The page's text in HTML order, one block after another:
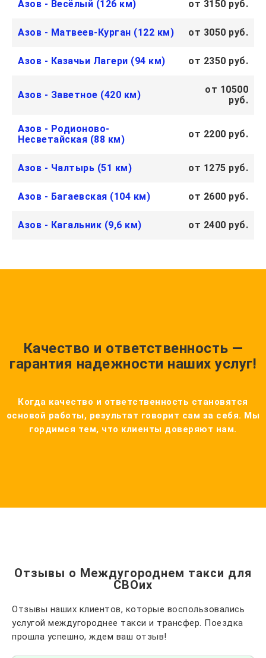
Азов - Весёлый (126 км) от 3150 руб.
Азов - Матвеев-Курган (122 км) от 3050 руб.
Азов - Казачьи Лагери (94 км) от 2350 руб.
Азов - Заветное (420 км)
от 10500
руб.
Азов - Родионово-
Несветайская (88 км)
от 2200 руб.
Азов - Чалтырь (51 км) от 1275 руб.
Азов - Багаевская (104 км) от 2600 руб.
Азов - Кагальник (9,6 км) от 2400 руб.
Качество и ответственность —
гарантия надежности наших услуг!
Когда качество и ответственность становятся
основой работы, результат говорит сам за себя. Мы
гордимся тем, что клиенты доверяют нам.
Отзывы о Междугороднем такси для
СВОих
Отзывы наших клиентов, которые воспользовались
услугой междугороднее такси и трансфер. Поездка
прошла успешно, ждем ваш отзыв!